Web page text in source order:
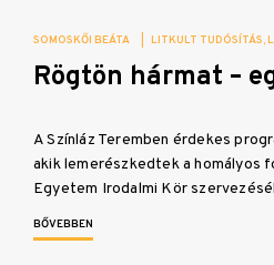
SOMOSKŐI BEÁTA LITKULT TUDÓSÍTÁS
Rögtön hármat –
A Színláz Teremben érdekes
akik lemerészkedtek a homályos
Egyetem Irodalmi Kör
BŐVEBBEN